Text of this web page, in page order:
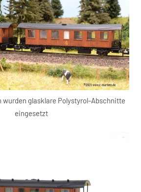
wurden glasklare Polystyrol-Abschnitte
eingesetzt